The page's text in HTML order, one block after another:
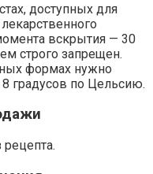
доступных для
вскрытия — 30
строго запрещен.
формах нужно
8 градусов по Цельсию.